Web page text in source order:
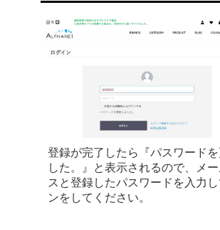
登録が完了したら『パスワードを
した。』と表示されるので、メ
スと登録したパスワードを入力し
ンをしてください。